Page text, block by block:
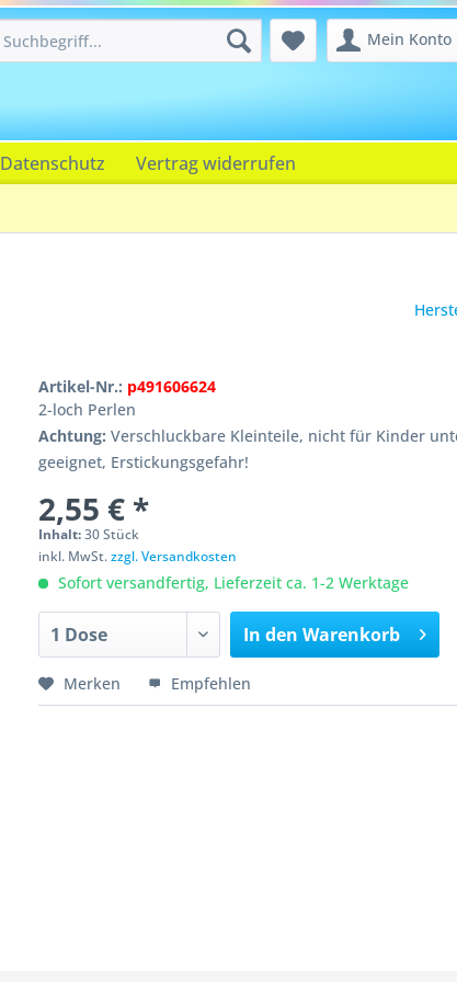
Mein Konto
Datenschutz Vertrag widerrufen
Artikel-Nr.: p491606624
2-loch Perlen
Achtung: Verschluckbare Kleinteile, nicht für Kinder
geeignet, Erstickungsgefahr!
2,55 € *
Inhalt:30 Stück
inkl. MwSt.zzgl. Versandkosten
Sofort versandfertig, Lieferzeit ca. 1-2 Werktage
In den Warenkorb
Merken Empfehlen